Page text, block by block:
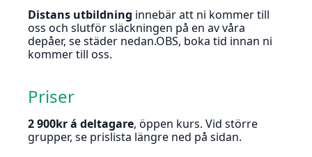
Distans utbildning innebär att ni kommer till
oss och slutför släckningen på en av våra
depåer, se städer nedan.OBS, boka tid innan ni
kommer till oss.
Priser
2 900kr á deltagare, öppen kurs. Vid större
grupper, se prislista längre ned på sidan.